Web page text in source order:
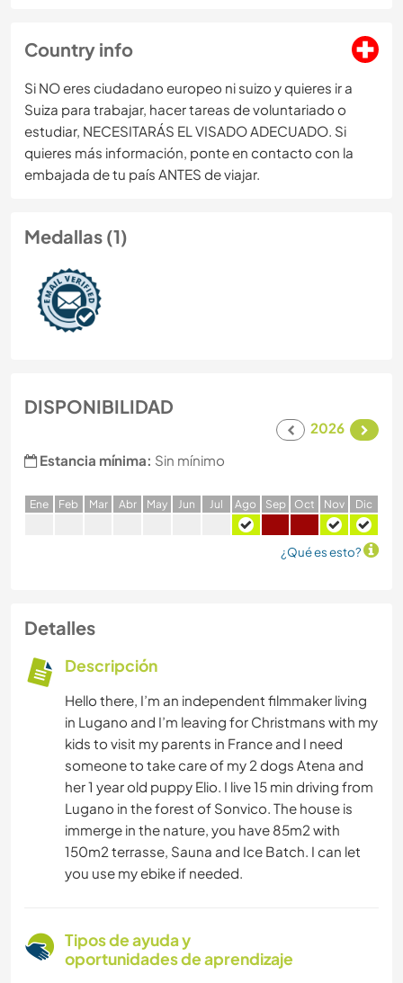
Country info
Si NO eres ciudadano europeo ni suizo y quieres ir a
Suiza para trabajar, hacer tareas de voluntariado o
estudiar, NECESITARÁS EL VISADO ADECUADO. Si
quieres más información, ponte en contacto con la
embajada de tu país ANTES de viajar.
Medallas (1)
DISPONIBILIDAD
2026
Estancia mínima: Sin mínimo
Ene Feb Mar Abr May Jun Jul Ago Sep Oct Nov Dic
¿Qué es esto?
Detalles
Descripción
Hello there, I’m an independent filmmaker living
in Lugano and I’m leaving for Christmans with my
kids to visit my parents in France and I need
someone to take care of my 2 dogs Atena and
her 1 year old puppy Elio. I live 15 min driving from
Lugano in the forest of Sonvico. The house is
immerge in the nature, you have 85m2 with
150m2 terrasse, Sauna and Ice Batch. I can let
you use my ebike if needed.
Tipos de ayuda y
oportunidades de aprendizaje